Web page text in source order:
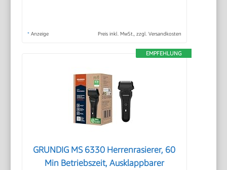
* Anzeige Preis inkl. MwSt., zzgl. Versandkosten
EMPFEHLUNG
GRUNDIG MS 6330 Herrenrasierer, 60
Min Betriebszeit, Ausklappbarer